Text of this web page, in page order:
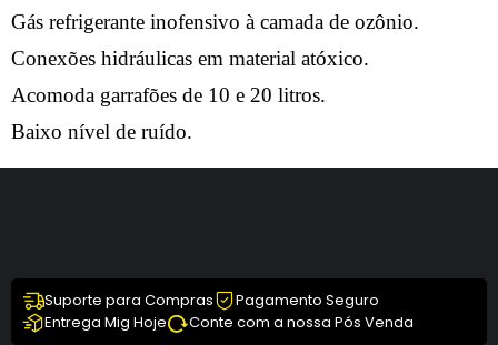
Gás refrigerante inofensivo à camada de ozônio.
Conexões hidráulicas em material atóxico.
Acomoda garrafões de 10 e 20 litros.
Baixo nível de ruído.
Suporte para Compras
Pagamento Seguro
Entrega Mig Hoje
Conte com a nossa Pós Venda